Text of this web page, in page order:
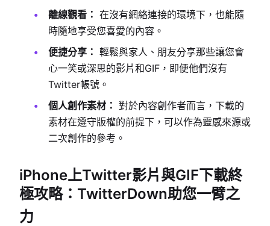
離線觀看： 在沒有網絡連接的環境下，也能隨
時隨地享受您喜愛的內容。
便捷分享： 輕鬆與家人、朋友分享那些讓您會
心一笑或深思的影片和GIF，即便他們沒有
Twitter帳號。
個人創作素材： 對於內容創作者而言，下載的
素材在遵守版權的前提下，可以作為靈感來源或
二次創作的參考。
iPhone上Twitter影片與GIF下載終
極攻略：TwitterDown助您一臂之
力